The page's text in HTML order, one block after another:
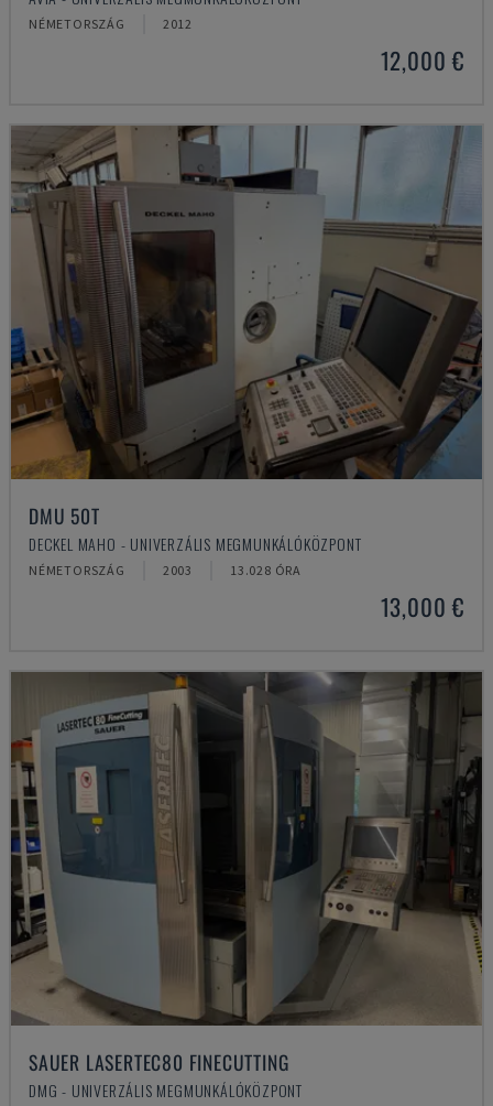
NÉMETORSZÁG 2012
12,000 €
DMU 50T
DECKEL MAHO - UNIVERZÁLIS MEGMUNKÁLÓKÖZPONT
NÉMETORSZÁG 2003 13.028 ÓRA
13,000 €
SAUER LASERTEC80 FINECUTTING
DMG - UNIVERZÁLIS MEGMUNKÁLÓKÖZPONT